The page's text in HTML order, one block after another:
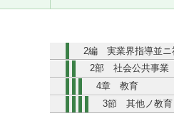
2編 実業界指導並ニ
2部 社会公共事業
4章 教育
3節 其他ノ教育